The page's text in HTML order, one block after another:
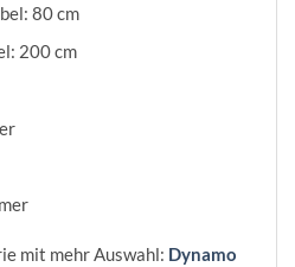
80 cm
200 cm
mit mehr Auswahl: Dynamo